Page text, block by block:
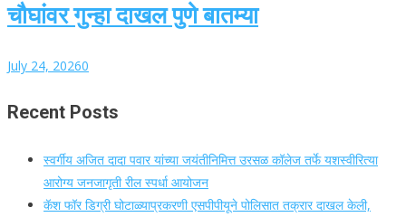
चौघांवर गुन्हा दाखल पुणे बातम्या
July 24, 20260
Recent Posts
स्वर्गीय अजित दादा पवार यांच्या जयंतीनिमित्त उरसळ कॉलेज तर्फे यशस्वीरित्या
आरोग्य जनजागृती रील स्पर्धा आयोजन
कॅश फॉर डिग्री घोटाळ्याप्रकरणी एसपीपीयूने पोलिसात तक्रार दाखल केली,